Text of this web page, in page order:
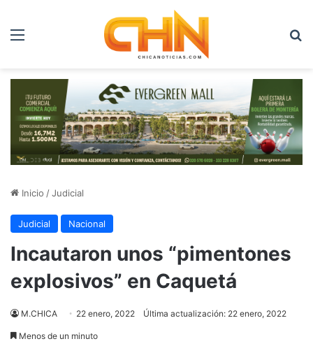
Menú
Inicio /Judicial
Judicial Nacional
Incautaron unos “pimentones
explosivos” en Caquetá
M.CHICA 22 enero, 2022 Última actualización: 22 enero, 2022
Menos de un minuto